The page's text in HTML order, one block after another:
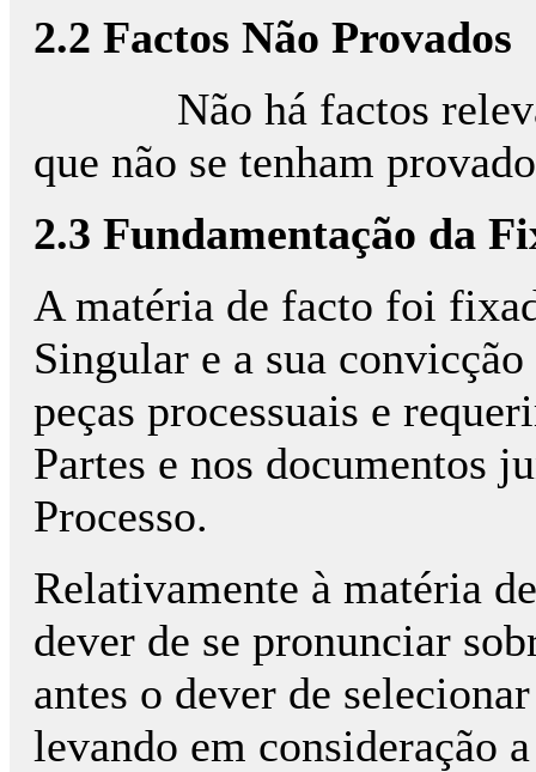
2.2 Factos Não Provados
Não há factos
que não se tenham
2.3 Fundamentação da
A matéria de facto foi
Singular e a sua
peças processuais e
Partes e nos documentos
Processo.
Relativamente à matéria
dever de se pronunciar
antes o dever de
levando em consideração